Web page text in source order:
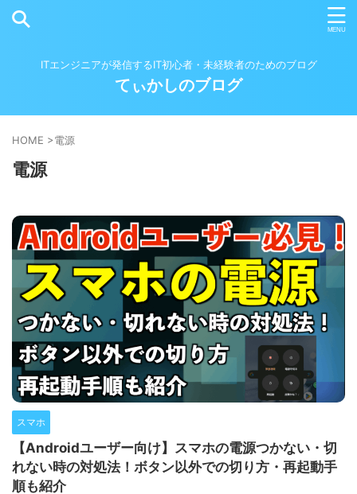
ITエンジニアが発信するIT初心者・未経験者のためのブログ
てぃかしのブログ
HOME >電源
電源
スマホ
【Androidユーザー向け】スマホの電源つかない・切
れない時の対処法！ボタン以外での切り方・再起動手
順も紹介